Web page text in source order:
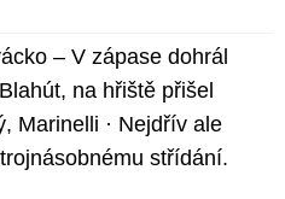
– V zápase dohrál
na hřiště přišel
Marinelli · Nejdřív ale
střídání.